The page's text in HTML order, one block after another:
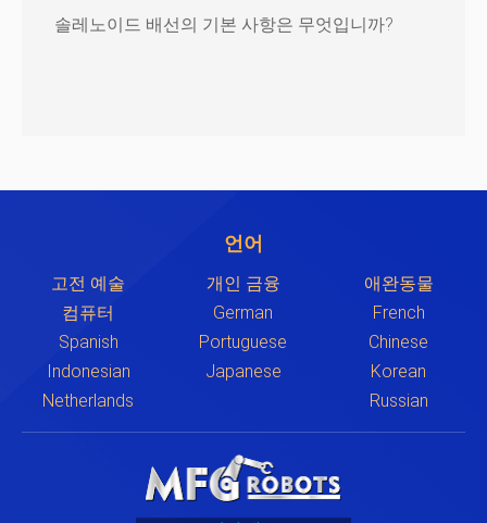
솔레노이드 배선의 기본 사항은 무엇입니까?
언어
고전 예술 개인 금융
애완동물
컴퓨터
German
French
Spanish
Portuguese
Chinese
Indonesian
Japanese
Korean
Netherlands
Russian